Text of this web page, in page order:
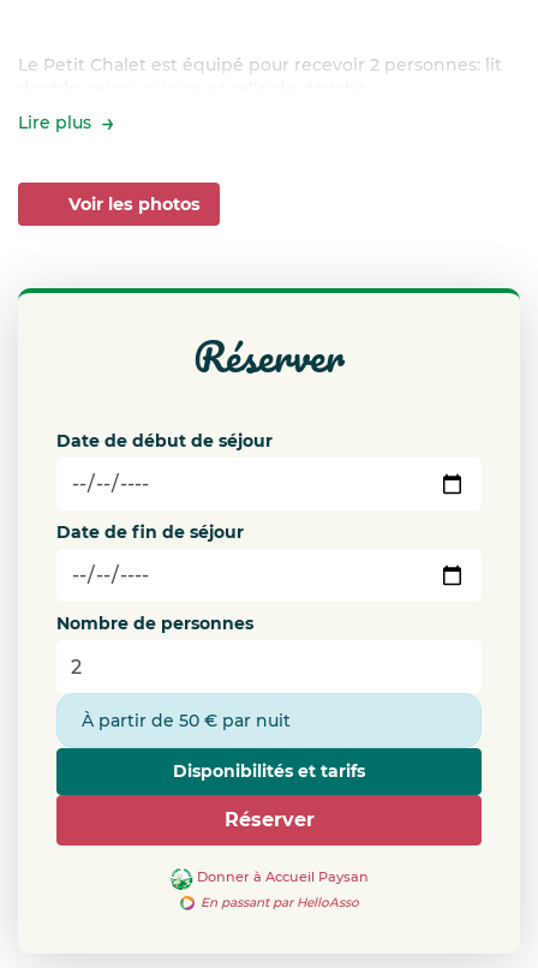
Le Petit Chalet est équipé pour recevoir 2 personnes: lit
Attention: pas de fourniture de draps et de linge de
2022!
l’année en fonction de notre activité maraîchère.
d’assainissement des eaux.
Pour le bon fonctionnement et pour préserver la
d’utiliser des cosmétiques ayant le label ECOCERT.
Si vous n’en possédez pas, nous avons mis à disposition:
gel douche/shampooing, dentifrice, savon pour les mains
et liquide vaisselle.
Merci d’y être attentif.
Lire plus
Voir les photos
réserver
Date de début de séjour
Date de fin de séjour
Nombre de personnes
À partir de 50 € par nuit
Disponibilités et tarifs
Réserver
Donner à Accueil Paysan
En passant par HelloAsso